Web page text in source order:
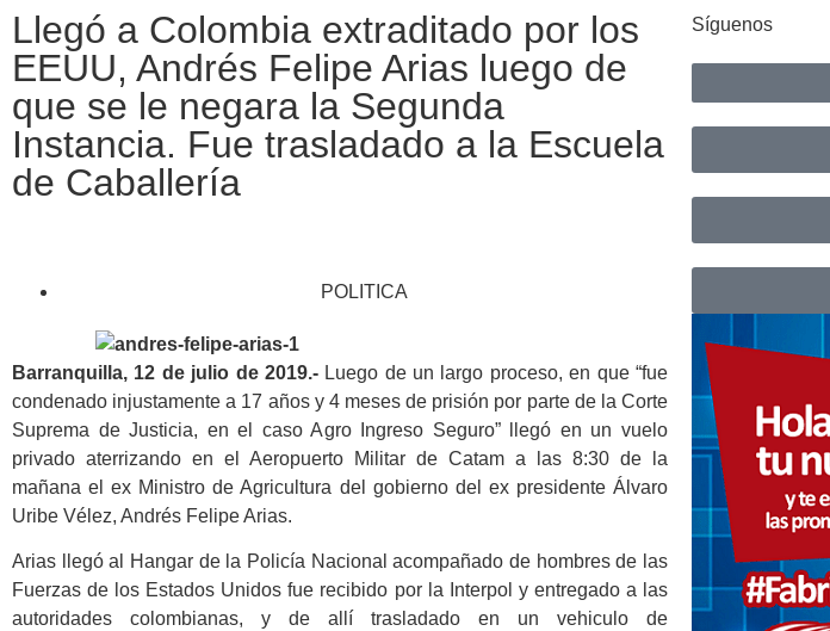
Llegó a Colombia extraditado por los
EEUU, Andrés Felipe Arias luego de
que se le negara la Segunda
Instancia. Fue trasladado a la Escuela
de Caballería
POLITICA
Barranquilla, 12 de julio de 2019.-Luego de un largo proceso, en que “fue
condenado injustamente a 17 años y 4 meses de prisión por parte de la Corte
Suprema de Justicia, en el caso Agro Ingreso Seguro” llegó en un vuelo
privado aterrizando en el Aeropuerto Militar de Catam a las 8:30 de la
mañana el ex Ministro de Agricultura del gobierno del ex presidente Álvaro
Uribe Vélez, Andrés Felipe Arias.
Arias llegó al Hangar de la Policía Nacional acompañado de hombres de las
Fuerzas de los Estados Unidos fue recibido por la Interpol y entregado a las
autoridades colombianas, y de allí trasladado en un vehiculo de
Síguenos